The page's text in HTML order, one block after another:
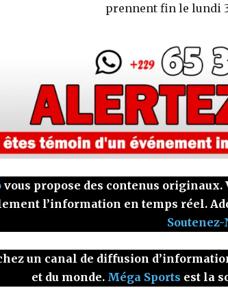
prennent fin le lundi
vous propose des contenus
l’information en temps réel.
Soutenez-
un canal de diffusion
et du monde. Méga Sports est la